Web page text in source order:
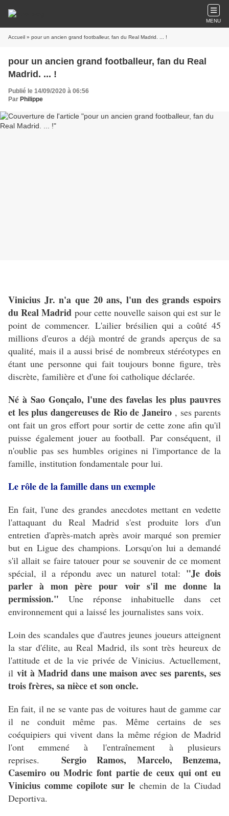
MENU
Accueil » pour un ancien grand footballeur, fan du Real Madrid. ... !
pour un ancien grand footballeur, fan du Real
Madrid. ... !
Publié le 14/09/2020 à 06:56
Par Philippe
Vinicius Jr. n'a que 20 ans, l'un des grands espoirs
du Real Madrid pour cette nouvelle saison qui est sur le
point de commencer. L'ailier brésilien qui a coûté 45
millions d'euros a déjà montré de grands aperçus de sa
qualité, mais il a aussi brisé de nombreux stéréotypes en
étant une personne qui fait toujours bonne figure, très
discrète, familière et d'une foi catholique déclarée.
Né à Sao Gonçalo, l'une des favelas les plus pauvres
et les plus dangereuses de Rio de Janeiro, ses parents
ont fait un gros effort pour sortir de cette zone afin qu'il
puisse également jouer au football.Par conséquent, il
n'oublie pas ses humbles origines ni l'importance de la
famille, institution fondamentale pour lui.
Le rôle de la famille dans un exemple
En fait, l'une des grandes anecdotes mettant en vedette
l'attaquant du Real Madrid s'est produite lors d'un
entretien d'après-match après avoir marqué son premier
but en Ligue des champions. Lorsqu'on lui a demandé
s'il allait se faire tatouer pour se souvenir de ce moment
spécial, il a répondu avec un naturel total: "Je dois
parler à mon père pour voir s'il me donne la
permission."Une réponse inhabituelle dans cet
environnement qui a laissé les journalistes sans voix.
Loin des scandales que d'autres jeunes joueurs atteignent
la star d'élite, au Real Madrid, ils sont très heureux de
l'attitude et de la vie privée de Vinicius. Actuellement,
il vit à Madrid dans une maison avec ses parents, ses
trois frères, sa nièce et son oncle.
En fait, il ne se vante pas de voitures haut de gamme car
il ne conduit même pas. Même certains de ses
coéquipiers qui vivent dans la même région de Madrid
l'ont emmené à l'entraînement à plusieurs
reprises. Sergio Ramos, Marcelo, Benzema,
Casemiro ou Modric font partie de ceux qui ont eu
Vinicius comme copilote sur le chemin de la Ciudad
Deportiva.